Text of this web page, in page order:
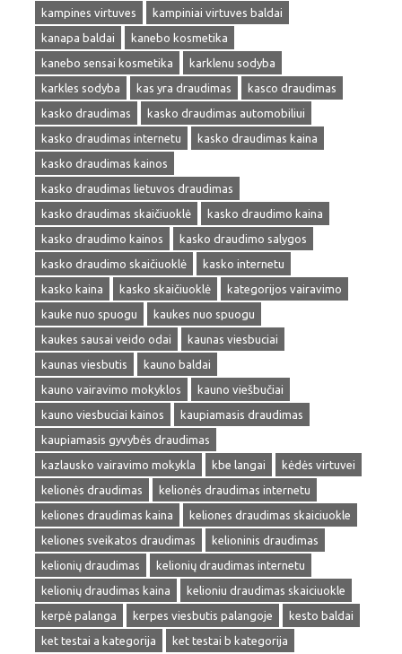
kampines virtuves
kampiniai virtuves baldai
kanapa baldai
kanebo kosmetika
kanebo sensai kosmetika
karklenu sodyba
karkles sodyba
kas yra draudimas
kasco draudimas
kasko draudimas
kasko draudimas automobiliui
kasko draudimas internetu
kasko draudimas kaina
kasko draudimas kainos
kasko draudimas lietuvos draudimas
kasko draudimas skaičiuoklė
kasko draudimo kaina
kasko draudimo kainos
kasko draudimo salygos
kasko draudimo skaičiuoklė
kasko internetu
kasko kaina
kasko skaičiuoklė
kategorijos vairavimo
kauke nuo spuogu
kaukes nuo spuogu
kaukes sausai veido odai
kaunas viesbuciai
kaunas viesbutis
kauno baldai
kauno vairavimo mokyklos
kauno viešbučiai
kauno viesbuciai kainos
kaupiamasis draudimas
kaupiamasis gyvybės draudimas
kazlausko vairavimo mokykla
kbe langai
kėdės virtuvei
kelionės draudimas
kelionės draudimas internetu
keliones draudimas kaina
keliones draudimas skaiciuokle
keliones sveikatos draudimas
kelioninis draudimas
kelionių draudimas
kelionių draudimas internetu
kelionių draudimas kaina
kelioniu draudimas skaiciuokle
kerpė palanga
kerpes viesbutis palangoje
kesto baldai
ket testai a kategorija
ket testai b kategorija